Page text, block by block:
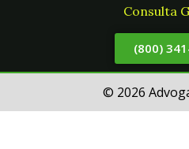
Consulta
(800)
© 2026